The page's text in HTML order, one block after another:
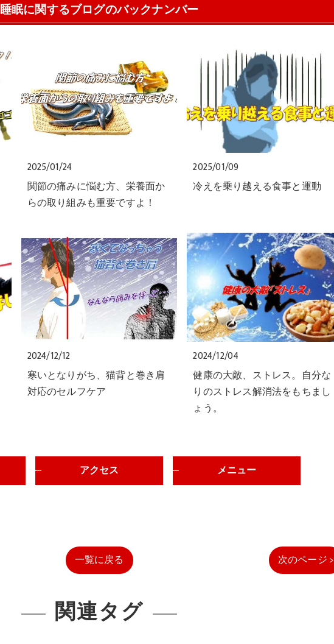
睡眠に関するブログのバックナンバー
2025/01/24
関節の痛みに悩む方、栄養面か
らの取り組みも重要ですよ！
2025/01/09
冷えを乗り越える食事と運動
2024/12/12
寒いとなりがち、猫背と巻き肩
対応のセルフケア
2024/12/04
健康の大敵、ストレス。自分な
りのストレス解消法をもちまし
ょう。
アクセス メニュー
一覧に戻る 次のページ >
関連タグ